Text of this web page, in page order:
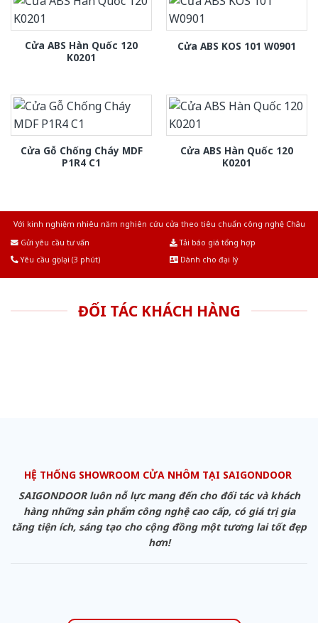
Cửa ABS Hàn Quốc 120
K0201
Cửa ABS KOS 101 W0901
Cửa Gỗ Chống Cháy MDF
P1R4 C1
Cửa ABS Hàn Quốc 120
K0201
Với kinh nghiệm nhiêu năm nghiên cứu cửa theo tiêu chuẩn công nghệ Châu
Gửi yêu cầu tư vấn
Tải báo giá tổng hợp
Yêu cầu gọi lại (3 phút)
Dành cho đại lý
ĐỐI TÁC KHÁCH HÀNG
HỆ THỐNG SHOWROOM CỬA NHÔM TẠI SAIGONDOOR
SAIGONDOOR luôn nỗ lực mang đến cho đối tác và khách
hàng những sản phẩm công nghệ cao cấp, có giá trị gia
tăng tiện ích, sáng tạo cho cộng đồng một tương lai tốt đẹp
hơn!